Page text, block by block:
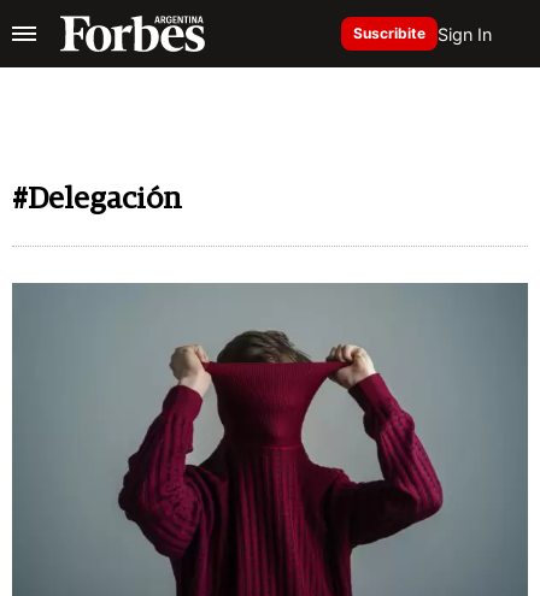
Suscribite Sign In
#Delegación